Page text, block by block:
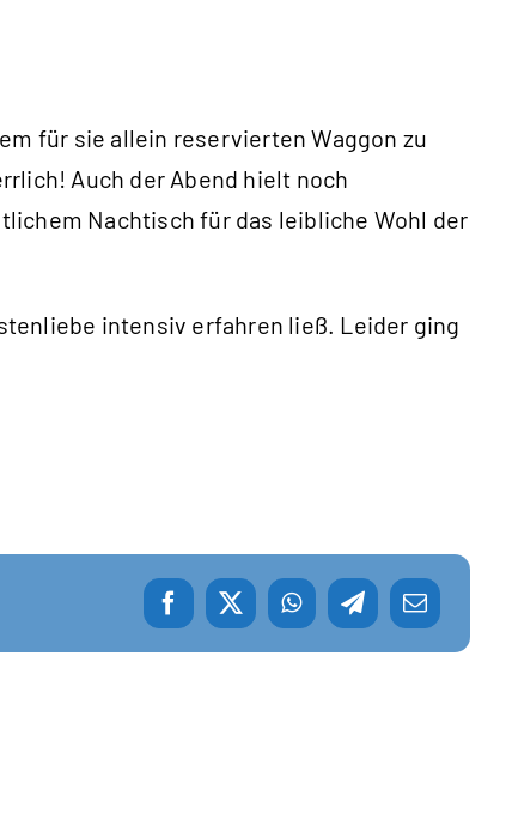
für sie allein reservierten Waggon zu
Auch der Abend hielt noch
Nachtisch für das leibliche Wohl der
intensiv erfahren ließ. Leider ging